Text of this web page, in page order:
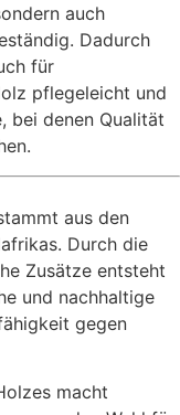
auch
Dadurch
für
pflegeleicht und
bei denen Qualität
aus den
Durch die
Zusätze entsteht
und nachhaltige
gegen
macht